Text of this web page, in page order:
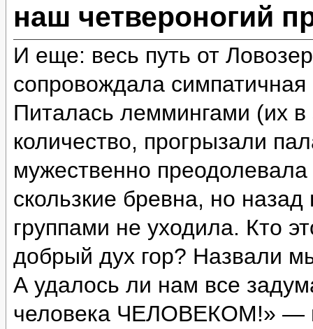
наш четвероногий
И еще: весь путь от
сопровождала симпатичная
Питалась леммингами (их
количество, прогрызали
мужественно
скользкие бревна, но
группами не уходила. Кто
добрый дух гор? Назвали
А удалось ли нам все
человека ЧЕЛОВЕКОМ!» —